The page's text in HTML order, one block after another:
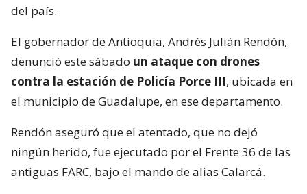
del país.
El gobernador de Antioquia, Andrés Julián Rendón,
denunció este sábado un ataque con drones
contra la estación de Policía Porce III, ubicada en
el municipio de Guadalupe, en ese departamento.
Rendón aseguró que el atentado, que no dejó
ningún herido, fue ejecutado por el Frente 36 de las
antiguas FARC, bajo el mando de alias Calarcá.